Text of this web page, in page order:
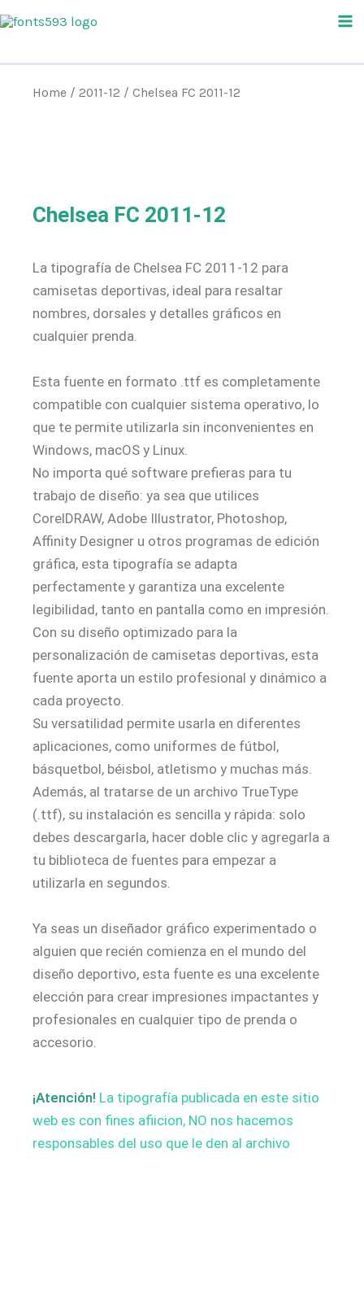
Skip
Home / 2011-12 / Chelsea FC 2011-12
Chelsea FC 2011-12
La tipografía de Chelsea FC 2011-12 para
camisetas deportivas, ideal para resaltar
nombres, dorsales y detalles gráficos en
cualquier prenda.
Esta fuente en formato .ttf es completamente
compatible con cualquier sistema operativo, lo
que te permite utilizarla sin inconvenientes en
Windows, macOS y Linux.
No importa qué software prefieras para tu
trabajo de diseño: ya sea que utilices
CorelDRAW, Adobe Illustrator, Photoshop,
Affinity Designer u otros programas de edición
gráfica, esta tipografía se adapta
perfectamente y garantiza una excelente
legibilidad, tanto en pantalla como en impresión.
Con su diseño optimizado para la
personalización de camisetas deportivas, esta
fuente aporta un estilo profesional y dinámico a
cada proyecto.
Su versatilidad permite usarla en diferentes
aplicaciones, como uniformes de fútbol,
básquetbol, béisbol, atletismo y muchas más.
Además, al tratarse de un archivo TrueType
(.ttf), su instalación es sencilla y rápida: solo
debes descargarla, hacer doble clic y agregarla a
tu biblioteca de fuentes para empezar a
utilizarla en segundos.
Ya seas un diseñador gráfico experimentado o
alguien que recién comienza en el mundo del
diseño deportivo, esta fuente es una excelente
elección para crear impresiones impactantes y
profesionales en cualquier tipo de prenda o
accesorio.
¡Atención! La tipografía publicada en este sitio
web es con fines afiicion, NO nos hacemos
responsables del uso que le den al archivo